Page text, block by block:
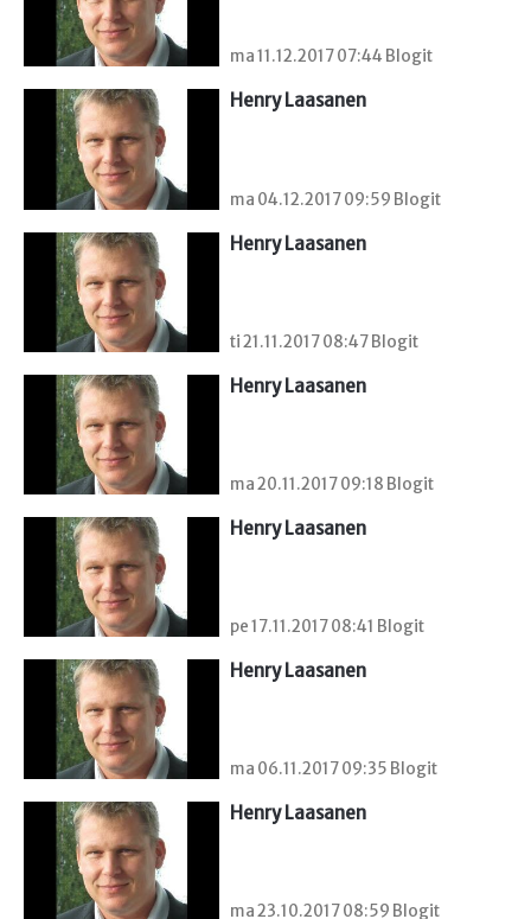
ma 11.12.2017 07:44 Blogit
Henry Laasanen
ma 04.12.2017 09:59 Blogit
Henry Laasanen
ti 21.11.2017 08:47 Blogit
Henry Laasanen
ma 20.11.2017 09:18 Blogit
Henry Laasanen
pe 17.11.2017 08:41 Blogit
Henry Laasanen
ma 06.11.2017 09:35 Blogit
Henry Laasanen
ma 23.10.2017 08:59 Blogit